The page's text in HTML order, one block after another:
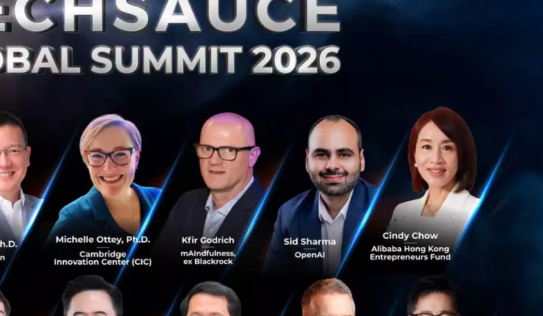
GPT-4 Turbo ได้แล้ว
ลุ่มที่มีสิทธิ์เข้าถึง GPT-4 Turbo แต่ในตอนนี้ด้าน Copilot
รับธุรกิจและสำนักงานที่แต่ก่อนขับเคลื่อนด้วย GPT-4 จะสามารถ
งพลังที่สุดในตระกูล GPT ของ OpenAI
นี้ผู้ใช้งานจะได้รับการตอบสนองที่รวดเร็วและครอบคลุมมากขึ้น
ต์ ที่โมเดลดึงข้อมูลที่อัปเดตล่าสุดบนอินเตอร์เน็ตมาใช้ และ
ล เอกสาร การประชุม และอีกมากมาย
365 จะได้อะไรบ้าง?
น